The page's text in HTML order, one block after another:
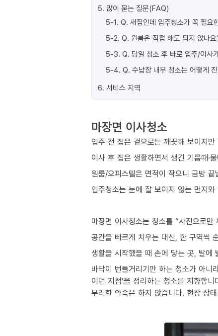
5. 많이 묻는 질문(FAQ)
5-1. Q. 새집인데 입주청소가 꼭 필요
5-2. Q. 원룸은 직접 해도 되지 않나요
5-3. Q. 당일 청소 후 바로 입주/이사
5-4. Q. 수납장 내부 청소는 어떻게
6. 서비스 지역
마장면 이사청소
입주 전 집은 겉으로는 깨끗해 보이지
이사 후 집은 생활하면서 생긴 기름때·
원룸/오피스텔은 면적이 작으니 금방
입주청소는 눈에 잘 보이지 않는 먼지
마장면 이사청소는 청소를 “사진으로
공간을 빠르게 치우는 대신, 한 구역씩
생활을 시작했을 때 손에 닿는 곳, 발에
바닥이 번들거리기만 하는 청소가 아니
이던 지점’을 정리하는 청소를 지향합니
무리한 약속은 하지 않습니다. 현장 상